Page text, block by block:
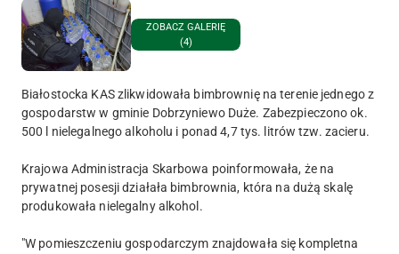
ZOBACZ GALERIĘ
(4)
Białostocka KAS zlikwidowała bimbrownię na terenie jednego z
gospodarstw w gminie Dobrzyniewo Duże. Zabezpieczono ok.
500 l nielegalnego alkoholu i ponad 4,7 tys. litrów tzw. zacieru.
Krajowa Administracja Skarbowa poinformowała, że na
prywatnej posesji działała bimbrownia, która na dużą skalę
produkowała nielegalny alkohol.
"W pomieszczeniu gospodarczym znajdowała się kompletna